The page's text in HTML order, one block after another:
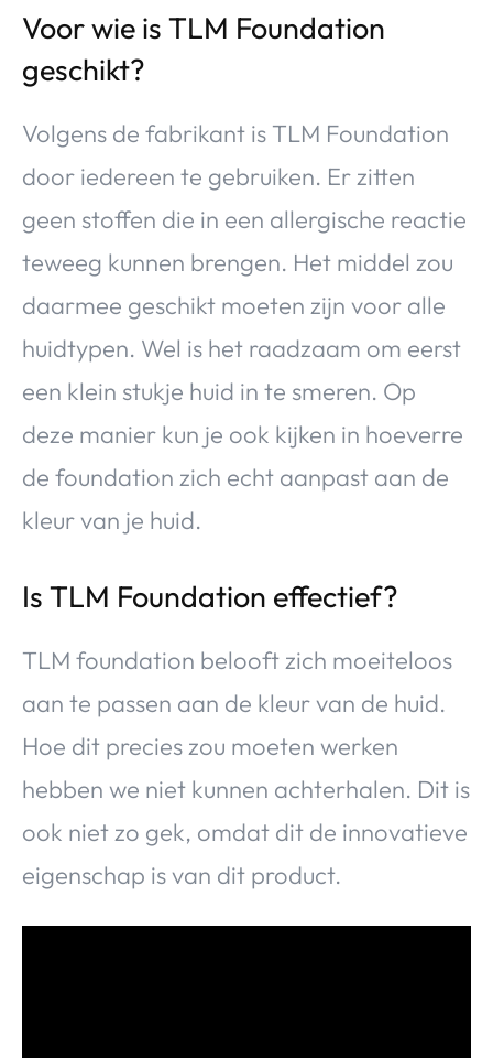
Voor wie is TLM Foundation
geschikt?
Volgens de fabrikant is TLM Foundation
door iedereen te gebruiken. Er zitten
geen stoffen die in een allergische reactie
teweeg kunnen brengen. Het middel zou
daarmee geschikt moeten zijn voor alle
huidtypen. Wel is het raadzaam om eerst
een klein stukje huid in te smeren. Op
deze manier kun je ook kijken in hoeverre
de foundation zich echt aanpast aan de
kleur van je huid.
Is TLM Foundation effectief?
TLM foundation belooft zich moeiteloos
aan te passen aan de kleur van de huid.
Hoe dit precies zou moeten werken
hebben we niet kunnen achterhalen. Dit is
ook niet zo gek, omdat dit de innovatieve
eigenschap is van dit product.